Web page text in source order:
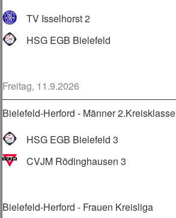
TV Isselhorst 2
HSG EGB Bielefeld
Freitag, 11.9.2026
Bielefeld-Herford - Männer 2.Kreisklasse
HSG EGB Bielefeld 3
CVJM Rödinghausen 3
Bielefeld-Herford - Frauen Kreisliga